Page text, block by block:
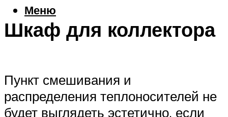
Меню
Шкаф для коллектора
Пункт смешивания и
распределения теплоносителей не
будет выглядеть эстетично, если